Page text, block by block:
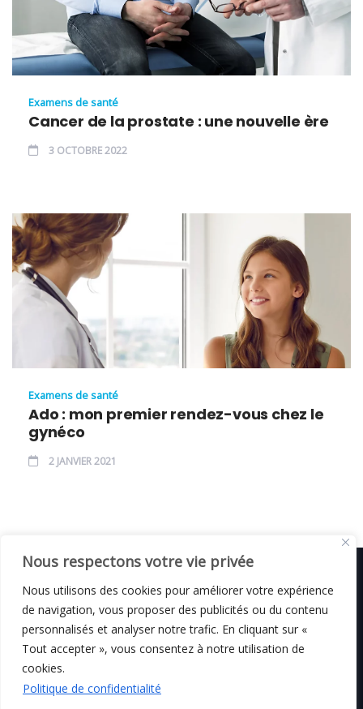
Nous respectons votre vie privée
Nous utilisons des cookies pour améliorer votre expérience
de navigation, vous proposer des publicités ou du contenu
personnalisés et analyser notre trafic. En cliquant sur «
Tout accepter », vous consentez à notre utilisation de
cookies.
Politique de confidentialité
Examens de santé
Cancer de la prostate : une nouvelle ère
3 OCTOBRE 2022
Examens de santé
Ado : mon premier rendez-vous chez le
gynéco
2 JANVIER 2021
© C i E M2026
Mentions légales